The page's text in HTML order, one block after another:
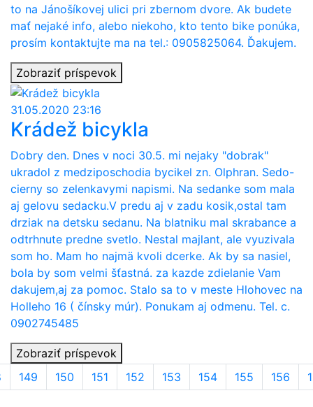
to na Jánošíkovej ulici pri zbernom dvore. Ak budete
mať nejaké info, alebo niekoho, kto tento bike ponúka,
prosím kontaktujte ma na tel.: 0905825064. Ďakujem.
Zobraziť príspevok
31.05.2020 23:16
Krádež bicykla
Dobry den. Dnes v noci 30.5. mi nejaky "dobrak"
ukradol z medziposchodia bycikel zn. Olphran. Sedo-
cierny so zelenkavymi napismi. Na sedanke som mala
aj gelovu sedacku.V predu aj v zadu kosik,ostal tam
drziak na detsku sedanu. Na blatniku mal skrabance a
odtrhnute predne svetlo. Nestal majlant, ale vyuzivala
som ho. Mam ho najmä kvoli dcerke. Ak by sa nasiel,
bola by som velmi šťastná. za kazde zdielanie Vam
dakujem,aj za pomoc. Stalo sa to v meste Hlohovec na
Holleho 16 ( čínsky múr). Ponukam aj odmenu. Tel. c.
0902745485
Zobraziť príspevok
149 150 151 152 153 154 155 156